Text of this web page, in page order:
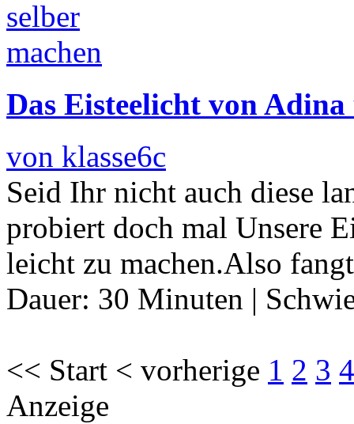
Das Eisteelicht von
von klasse6c
Seid Ihr nicht auch diese
probiert doch mal Unsere
leicht zu machen.Also
Dauer: 30 Minuten |
<< Start < vorherige 1 2 3 4
Anzeige